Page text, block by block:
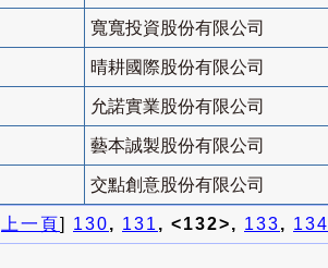
寬寬投資股份有限公司
晴耕國際股份有限公司
允諾實業股份有限公司
藝本誠製股份有限公司
交點創意股份有限公司
上一頁] 130, 131, <132>, 133, 134